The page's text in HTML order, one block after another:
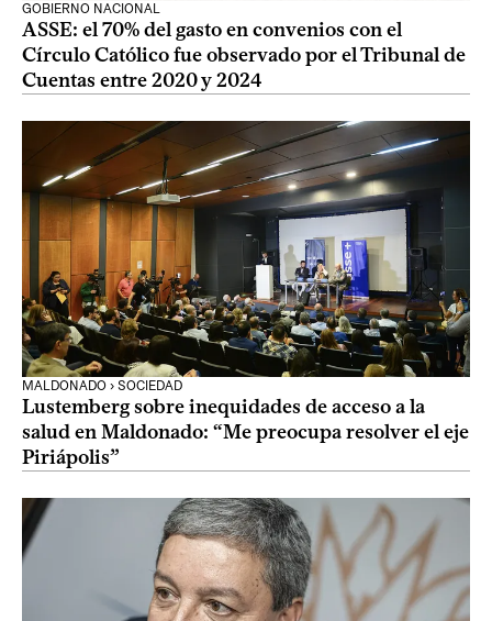
GOBIERNO NACIONAL
ASSE: el 70% del gasto en convenios con el
Círculo Católico fue observado por el Tribunal de
Cuentas entre 2020 y 2024
MALDONADO › SOCIEDAD
Lustemberg sobre inequidades de acceso a la
salud en Maldonado: “Me preocupa resolver el eje
Piriápolis”